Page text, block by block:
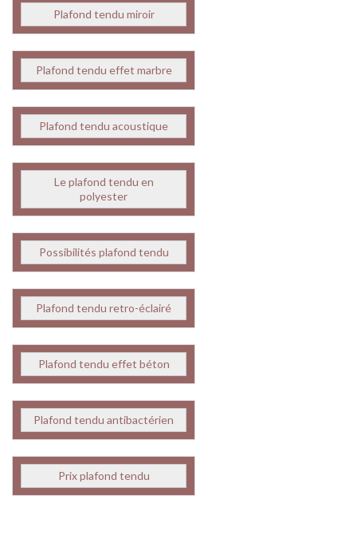
Plafond tendu miroir
Plafond tendu effet marbre
Plafond tendu acoustique
Le plafond tendu en
polyester
Possibilités plafond tendu
Plafond tendu retro-éclairé
Plafond tendu effet béton
Plafond tendu antibactérien
Prix plafond tendu